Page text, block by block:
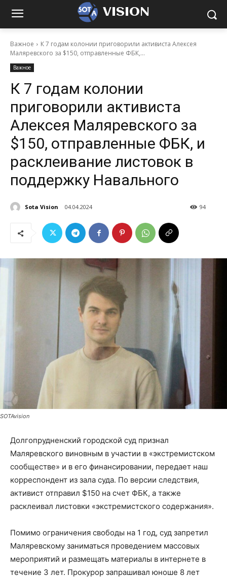
VISION
Важное
К 7 годам колонии приговорили активиста Алексея
Маляревского за $150, отправленные ФБК,...
Важное
К 7 годам колонии
приговорили активиста
Алексея Маляревского за
$150, отправленные ФБК, и
расклеивание листовок в
поддержку Навального
Sota Vision 04.04.2024 94
SOTAvision
Долгопрудненский городской суд признал
Маляревского виновным в участии в «экстремистском
сообществе» и в его финансировании, передает наш
корреспондент из зала суда. По версии следствия,
активист отправил $150 на счет ФБК, а также
расклеивал листовки «экстремистского содержания».
Помимо ограничения свободы на 1 год, суд запретил
Маляревскому заниматься проведением массовых
мероприятий и размещать материалы в интернете в
течение 3 лет. Прокурор запрашивал юноше 8 лет